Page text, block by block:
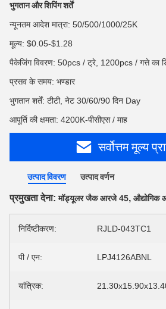
भुगतान और शिपिंग शर्तें
न्यूनतम आदेश मात्रा: 50/500/1000/25K
मूल्य: $0.05-$1.28
पैकेजिंग विवरण: 50pcs / ट्रे, 1200pcs / गत्ते का
प्रसव के समय: भण्डार
भुगतान शर्तें: टीटी, नेट 30/60/90 दिन Day
आपूर्ति की क्षमता: 4200K-पीसीएस / माह
सर्वोत्तम मूल्य
उत्पाद विवरण उत्पाद वर्णन
प्रमुखता देना:मॉड्यूलर जैक आरजे 45,
निर्दिष्टीकरण: RJLD-043TC1
पी / एन: LPJ4126ABNL
यांत्रिक: